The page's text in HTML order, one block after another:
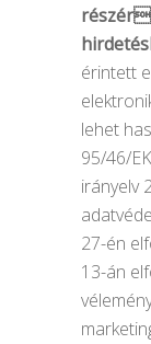
érintett
lehet
95/46/
irányelv
27-én
13-án